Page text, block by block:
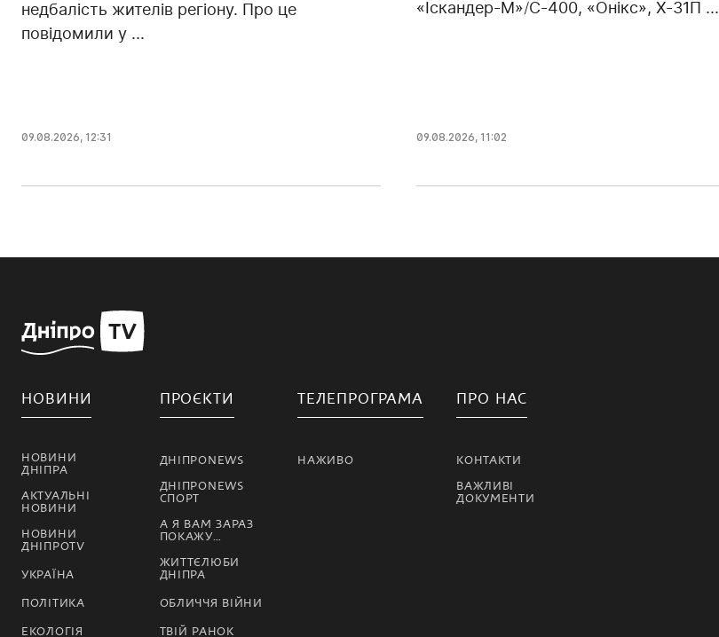
недбалість жителів регіону. Про це
повідомили у ...
09.08.2026, 12:31
«Іскандер-М»/С-400, «Онікс», Х-31П ...
09.08.2026, 11:02
НОВИНИ
НОВИНИ
ДНІПРА
АКТУАЛЬНІ
НОВИНИ
НОВИНИ
ДНІПРОTV
УКРАЇНА
ПОЛІТИКА
ЕКОЛОГІЯ
ПРОЄКТИ
ДНІПРОNEWS
ДНІПРОNEWS
СПОРТ
А Я ВАМ ЗАРАЗ
ПОКАЖУ…
ЖИТТЄЛЮБИ
ДНІПРА
ОБЛИЧЧЯ ВІЙНИ
ТВІЙ РАНОК
ТЕЛЕПРОГРАМА
НАЖИВО
ПРО НАС
КОНТАКТИ
ВАЖЛИВІ
ДОКУМЕНТИ